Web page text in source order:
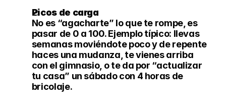
Picos de carga
No es “agacharte” lo que te rompe, es
pasar de 0 a 100. Ejemplo típico: llevas
semanas moviéndote poco y de repente
haces una mudanza, te vienes arriba
con el gimnasio, o te da por “actualizar
tu casa” un sábado con 4 horas de
bricolaje.